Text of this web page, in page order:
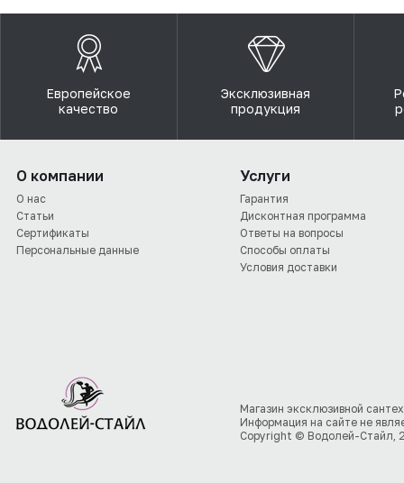
Европейское
качество
Эксклюзивная
продукция
О компании
О нас
Статьи
Сертификаты
Персональные данные
Услуги
Гарантия
Дисконтная программа
Ответы на вопросы
Способы оплаты
Условия доставки
Магазин эксклюзивной
Информация на сайте не
Copyright © Водолей-Стайл,